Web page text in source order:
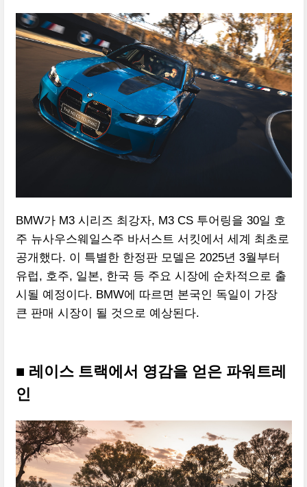
BMW가 M3 시리즈 최강자, M3 CS 투어링을 30일 호
주 뉴사우스웨일스주 바서스트 서킷에서 세계 최초로
공개했다. 이 특별한 한정판 모델은 2025년 3월부터
유럽, 호주, 일본, 한국 등 주요 시장에 순차적으로 출
시될 예정이다. BMW에 따르면 본국인 독일이 가장
큰 판매 시장이 될 것으로 예상된다.
■ 레이스 트랙에서 영감을 얻은 파워트레
인